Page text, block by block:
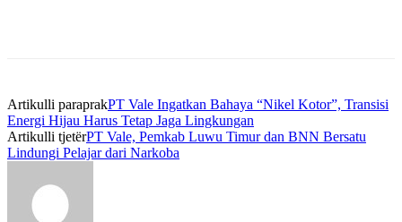
Artikulli paraprakPT Vale Ingatkan Bahaya “Nikel Kotor”, Transisi
Energi Hijau Harus Tetap Jaga Lingkungan
Artikulli tjetërPT Vale, Pemkab Luwu Timur dan BNN Bersatu
Lindungi Pelajar dari Narkoba